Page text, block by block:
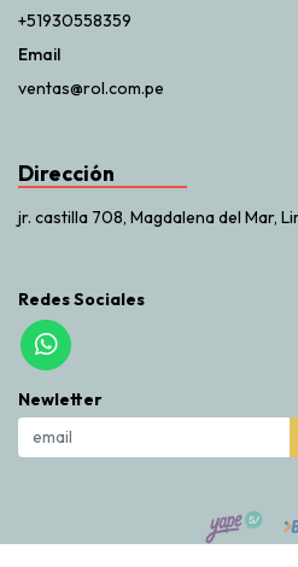
+51930558359
Email
ventas@rol.com.pe
Dirección
jr. castilla 708, Magdalena del Mar,
Redes Sociales
Newletter